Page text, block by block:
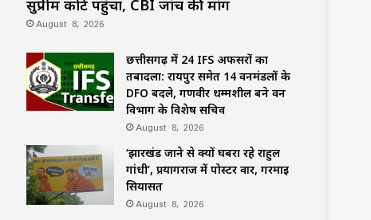
सुप्रीम कोर्ट पहुंचा, CBI जांच की मांग
August 8, 2026
छत्तीसगढ़ में 24 IFS अफसरों का
तबादला: रायपुर समेत 14 वनमंडलों के
DFO बदले, गणवीर धम्मशील बने वन
विभाग के विशेष सचिव
August 8, 2026
‘झारखंड जाने से क्यों घबरा रहे राहुल
गांधी’, प्रयागराज में पोस्टर वार, गरमाई
सियासत
August 8, 2026